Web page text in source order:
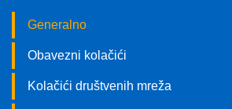
Generalno
Obavezni kolačići
Kolačići društvenih mreža